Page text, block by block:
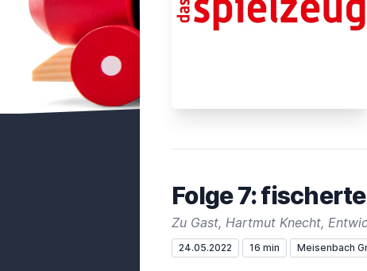
Folge 7:
Zu Gast, Hartmut Knecht,
24.05.2022 16 min Meisenbach